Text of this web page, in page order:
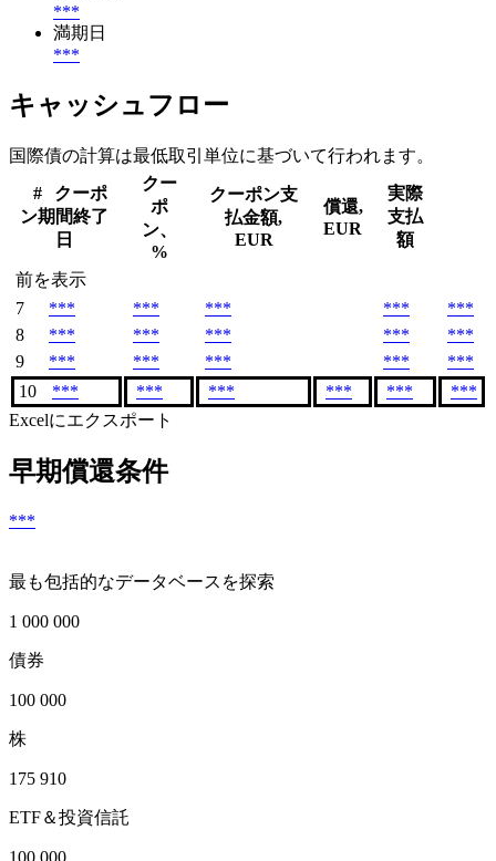
***
満期日
***
キャッシュフロー
国際債の計算は最低取引単位に基づいて行われます。
#
クーポ
ン期間終了
日
クー
ポ
ン、
%
クーポン支
払金額,
EUR
償還,
EUR
実際
支払
額
前を表示
7
*** *** *** ***
***
8
*** *** *** ***
***
9
*** *** *** ***
***
10
*** *** *** *** ***
***
Excelにエクスポート
早期償還条件
***
最も包括的なデータベースを探索
1 000 000
債券
100 000
株
175 910
ETF＆投資信託